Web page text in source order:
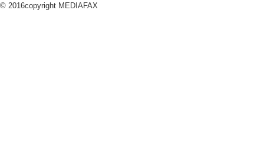
© 2016copyright MEDIAFAX